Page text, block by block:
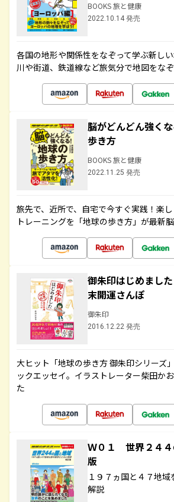
BOOKS 旅と健康
2022.10.14 発売
各国の地形や関係性をなぞって学ぶ新しい
川や街道、鉄道線など旅気分で地図をな
脳がどんどん強く
歩き方
BOOKS 旅と健康
2022.11.25 発売
旅先で、近所で、自宅で今すぐ実践！楽
トレーニングを「地球の歩き方」が最新
御朱印はじめま
末開運さんぽ
御朱印
2016.12.22 発売
大ヒット「地球の歩き方 御朱印シリーズ
ックエッセイ。イラストレーター柴田か
た
Ｗ０１ 世界２４
版
１９７ヵ国と４７地
解説